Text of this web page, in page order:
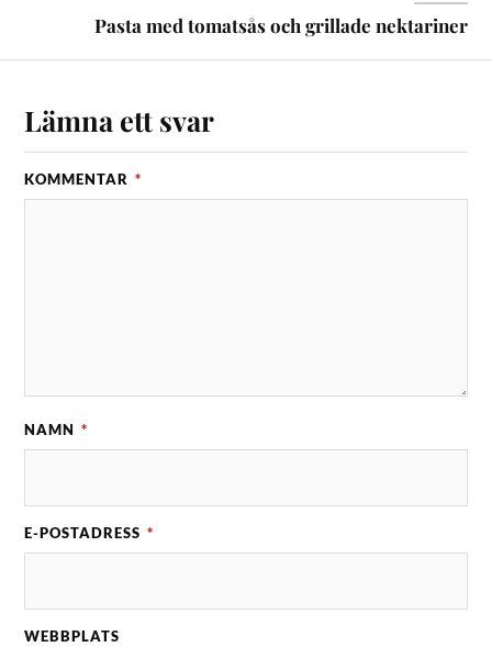
Pasta med tomatsås och grillade nektariner
Lämna ett svar
KOMMENTAR *
NAMN *
E-POSTADRESS *
WEBBPLATS